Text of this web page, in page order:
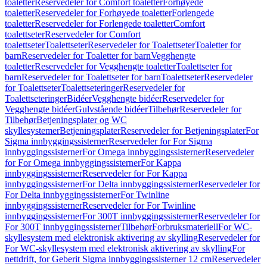
toaletterReservedeler for Comfort toaletterForhøyede
toaletterReservedeler for Forhøyede toaletterForlengede
toaletterReservedeler for Forlengede toaletterComfort
toalettseterReservedeler for Comfort
toalettseterToalettseterReservedeler for ToalettseterToaletter for
barnReservedeler for Toaletter for barnVegghengte
toaletterReservedeler for Vegghengte toaletterToalettseter for
barnReservedeler for Toalettseter for barnToalettseterReservedeler
for ToalettseterToalettseteringerReservedeler for
ToalettseteringerBidéerVegghengte bidéerReservedeler for
Vegghengte bidéerGulvstående bidéerTilbehørReservedeler for
TilbehørBetjeningsplater og WC
skyllesystemerBetjeningsplaterReservedeler for BetjeningsplaterFor
Sigma innbyggingssisternerReservedeler for For Sigma
innbyggingssisternerFor Omega innbyggingssisternerReservedeler
for For Omega innbyggingssisternerFor Kappa
innbyggingssisternerReservedeler for For Kappa
innbyggingssisternerFor Delta innbyggingssisternerReservedeler for
For Delta innbyggingssisternerFor Twinline
innbyggingssisternerReservedeler for For Twinline
innbyggingssisternerFor 300T innbyggingssisternerReservedeler for
For 300T innbyggingssisternerTilbehørForbruksmateriellFor WC-
skyllesystem med elektronisk aktivering av skyllingReservedeler for
For WC-skyllesystem med elektronisk aktivering av skyllingFor
nettdrift, for Geberit Sigma innbyggingssisterner 12 cmReservedeler